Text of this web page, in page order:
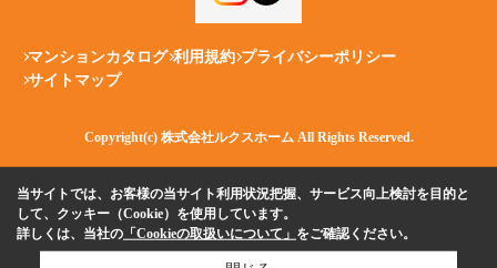
マンションカタログ 利用規約 プライバシーポリシー
サイトマップ
Copyright(c) 株式会社ルクスホーム All Rights Reserved.
当サイトでは、お客様の当サイト利用状況把握、サービス向上検討を目的と
して、クッキー（Cookie）を使用しています。
詳しくは、当社の 「Cookieの取扱いについて」 をご確認ください。